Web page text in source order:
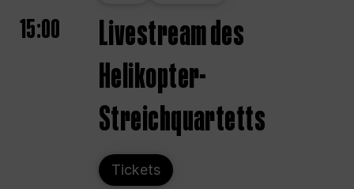
15:00
Livestream des
Helikopter-
Streichquartetts
Tickets